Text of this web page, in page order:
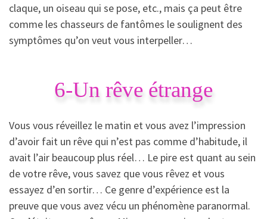
claque, un oiseau qui se pose, etc., mais ça peut être
comme les chasseurs de fantômes le soulignent des
symptômes qu’on veut vous interpeller…
6-Un rêve étrange
Vous vous réveillez le matin et vous avez l’impression
d’avoir fait un rêve qui n’est pas comme d’habitude, il
avait l’air beaucoup plus réel… Le pire est quant au sein
de votre rêve, vous savez que vous rêvez et vous
essayez d’en sortir… Ce genre d’expérience est la
preuve que vous avez vécu un phénomène paranormal.